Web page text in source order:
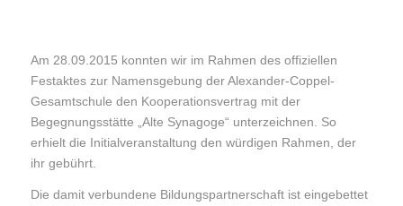
Am 28.09.2015 konnten wir im Rahmen des offiziellen
Festaktes zur Namensgebung der Alexander-Coppel-
Gesamtschule den Kooperationsvertrag mit der
Begegnungsstätte „Alte Synagoge“ unterzeichnen. So
erhielt die Initialveranstaltung den würdigen Rahmen, der
ihr gebührt.
Die damit verbundene Bildungspartnerschaft ist eingebettet